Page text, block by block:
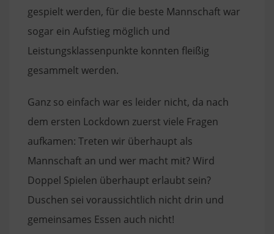
gespielt werden, für die beste Mannschaft war
sogar ein Aufstieg möglich und
Leistungsklassenpunkte konnten fleißig
gesammelt werden.
Ganz so einfach war es leider nicht, da nach
dem ersten Lockdown zuerst viele Fragen
aufkamen: Treten wir überhaupt als
Mannschaft an und wer macht mit? Wird
Doppel Spielen überhaupt erlaubt sein?
Duschen sei voraussichtlich nicht drin und
gemeinsames Essen auch nicht!